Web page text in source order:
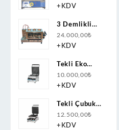
+KDV
3 Demlikli
Bakır Çay
Kazanı
Ce Belgeli
24.000,00₺
+KDV
Tekli Eko
Papatya
Waffle
10.000,00₺
+KDV
Tekli Çubuk
Waffle
Makinesi
12.500,00₺
+KDV